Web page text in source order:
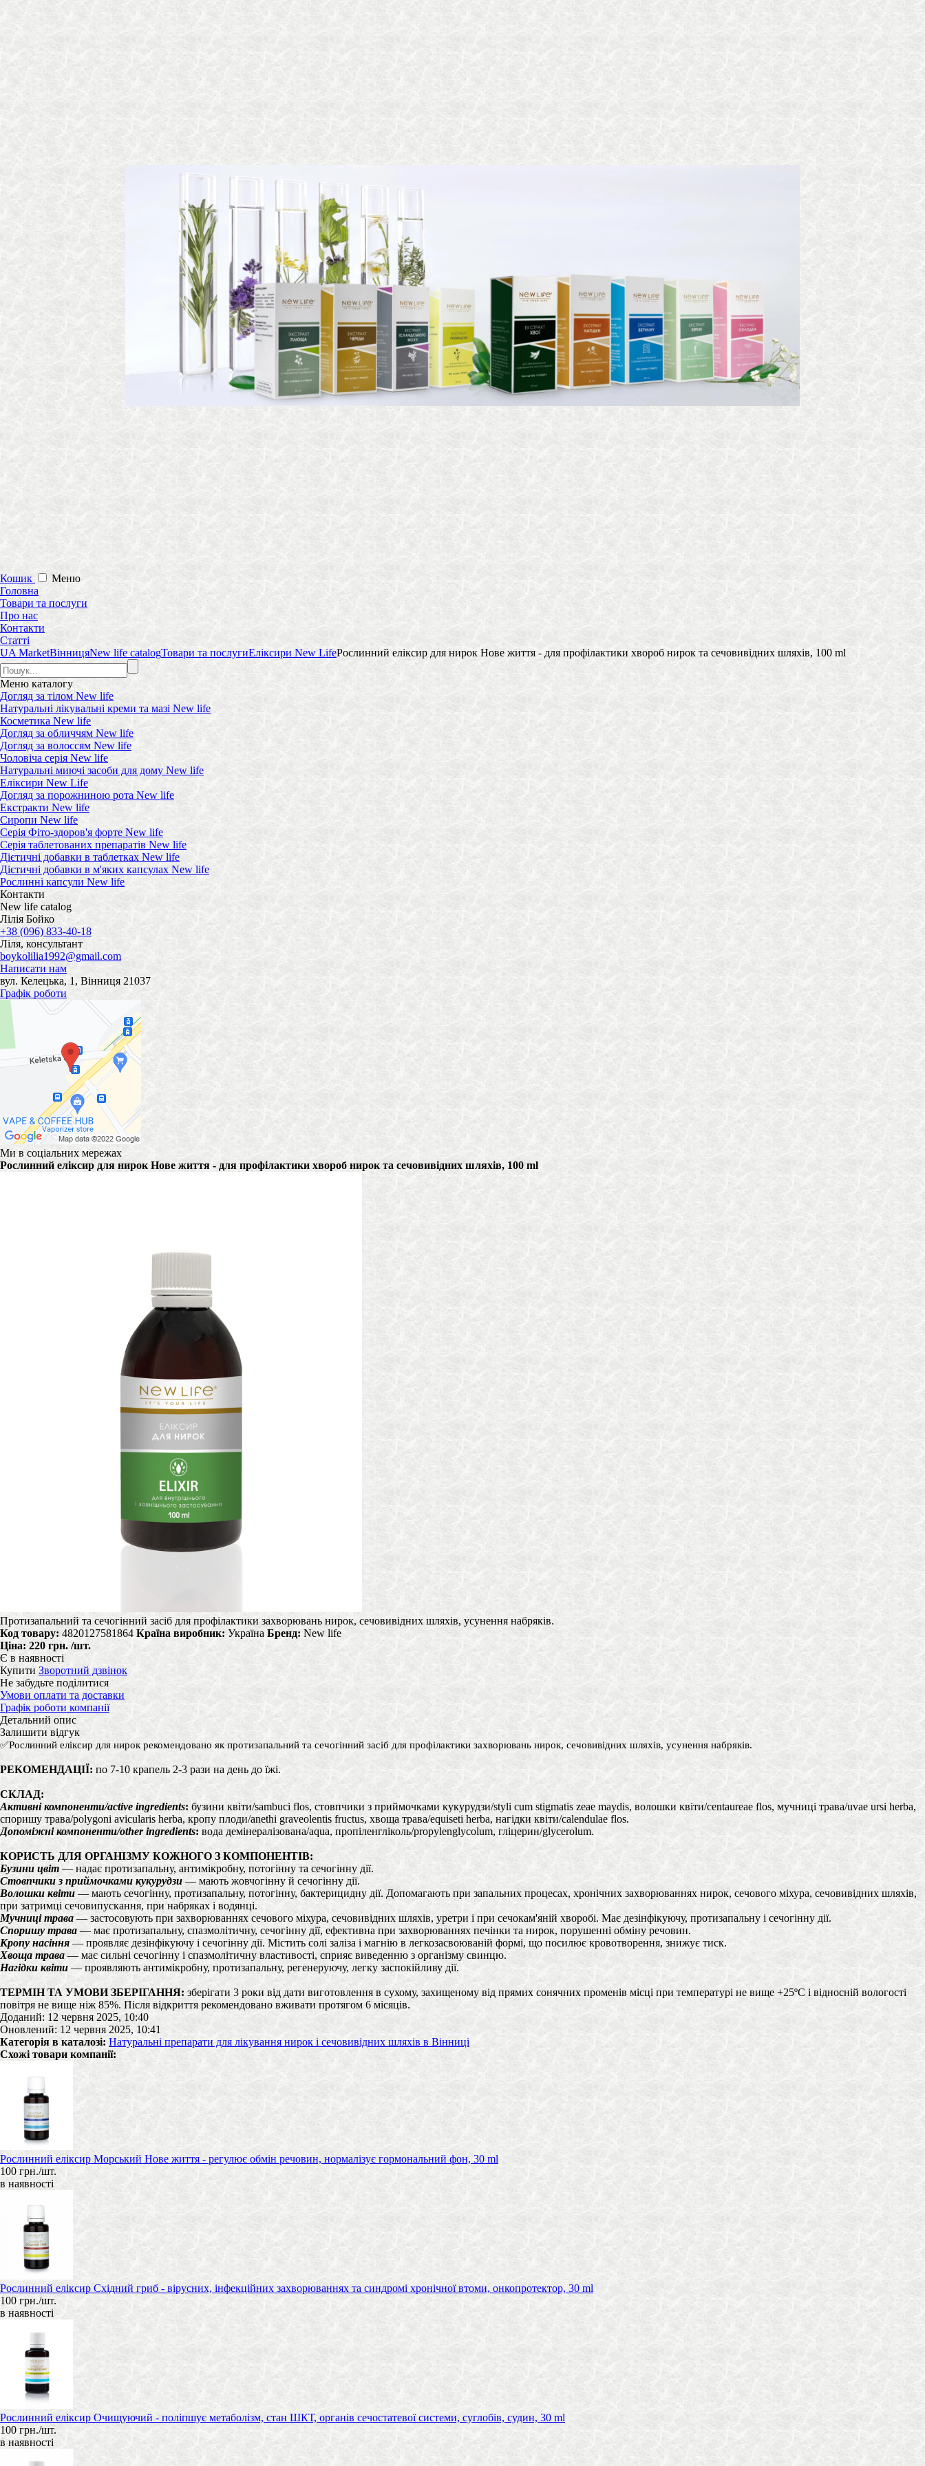
Кошик
Меню
Головна
Товари та послуги
Про нас
Контакти
Статті
UA MarketВінницяNew life catalogТовари та послугиЕліксири New LifeРослинний еліксир для нирок Нове життя - для профілактики хвороб нирок та сечовивідних шляхів, 100 ml
Меню каталогу
Догляд за тілом New life
Натуральні лікувальні креми та мазі New life
Косметика New life
Догляд за обличчям New life
Догляд за волоссям New life
Чоловіча серія New life
Натуральні миючі засоби для дому New life
Еліксири New Life
Догляд за порожниною рота New life
Екстракти New life
Сиропи New life
Серія Фіто-здоров'я форте New life
Серія таблетованих препаратів New life
Дієтичні добавки в таблетках New life
Дієтичні добавки в м'яких капсулах New life
Рослинні капсули New life
Контакти
New life catalog
Лілія Бойко
+38 (096) 833-40-18
Ліля, консультант
boykolilia1992@gmail.com
Написати нам
вул. Келецька, 1, Вінниця 21037
Графік роботи
Ми в соціальних мережах
Рослинний еліксир для нирок Нове життя - для профілактики хвороб нирок та сечовивідних шляхів, 100 ml
Протизапальний та сечогінний засіб для профілактики захворювань нирок, сечовивідних шляхів, усунення набряків.
Код товару: 4820127581864 Країна виробник: Україна Бренд: New life
Ціна: 220 грн. /шт.
Є в наявності
Купити Зворотний дзвінок
Не забудьте поділитися
Умови оплати та доставки
Графік роботи компанії
Детальний опис
Залишити відгук
✅Рослинний еліксир для нирок рекомендовано як протизапальний та сечогінний засіб для профілактики захворювань нирок, сечовивідних шляхів, усунення набряків.
РЕКОМЕНДАЦІЇ: по 7-10 крапель 2-3 рази на день до їжі.
СКЛАД:
Активні компоненти/active ingredients: бузини квіти/sambuci flos, стовпчики з приймочками кукурудзи/styli cum stigmatis zeae maydis, волошки квіти/centaureae flos, мучниці трава/uvae ursi herba,
споришу трава/polygoni avicularis herba, кропу плоди/anethі graveolentіs fructus, хвоща трава/equiseti herba, нагідки квіти/calendulae flos.
Допоміжні компоненти/other ingredients: вода демінералізована/aqua, пропіленгліколь/propylenglycolum, гліцерин/glycerolum.
КОРИСТЬ ДЛЯ ОРГАНІЗМУ КОЖНОГО З КОМПОНЕНТІВ:
Бузини цвіт— надає протизапальну, антимікробну, потогінну та сечогінну дії.
Стовпчики з приймочками кукурудзи — мають жовчогінну й сечогінну дії.
Волошки квіти — мають сечогінну, протизапальну, потогінну, бактерицидну дії. Допомагають при запальних процесах, хронічних захворюваннях нирок, сечового міхура, сечовивідних шляхів,
при затримці сечовипускання, при набряках і водянці.
Мучниці трава— застосовують при захворюваннях сечового міхура, сечовивідних шляхів, уретри і при сечокам'яній хворобі. Має дезінфікуючу, протизапальну і сечогінну дії.
Споришу трава — має протизапальну, спазмолітичну, сечогінну дії, ефективна при захворюваннях печінки та нирок, порушенні обміну речовин.
Кропу насіння— проявляє дезінфікуючу і сечогінну дії. Містить солі заліза і магнію в легкозасвоюваній формі, що посилює кровотворення, знижує тиск.
Хвоща трава— має сильні сечогінну і спазмолітичну властивості, сприяє виведенню з організму свинцю.
Нагідки квіти — проявляють антимікробну, протизапальну, регенеруючу, легку заспокійливу дії.
ТЕРМІН ТА УМОВИ ЗБЕРІГАННЯ: зберігати 3 роки від дати виготовлення в сухому, захищеному від прямих сонячних променів місці при температурі не вище +25ºС і відносній вологості
повітря не вище ніж 85%. Після відкриття рекомендовано вживати протягом 6 місяців.
Доданий: 12 червня 2025, 10:40
Оновлений: 12 червня 2025, 10:41
Категорія в каталозі: Натуральні препарати для лікування нирок і сечовивідних шляхів в Вінниці
Схожі товари компанії:
Рослинний еліксир Морський Нове життя - регулює обмін речовин, нормалізує гормональний фон, 30 ml
100 грн./шт.
в наявності
Рослинний еліксир Східний гриб - вірусних, інфекційних захворюваннях та синдромі хронічної втоми, онкопротектор, 30 ml
100 грн./шт.
в наявності
Рослинний еліксир Очищуючий - поліпшує метаболізм, стан ШКТ, органів сечостатевої системи, суглобів, судин, 30 ml
100 грн./шт.
в наявності